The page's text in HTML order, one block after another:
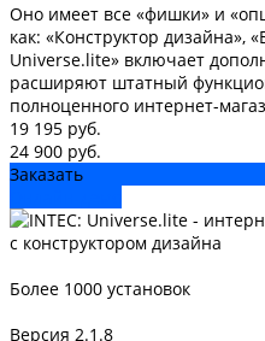
Оно имеет все «фишки» и
как: «Конструктор дизайна»,
Universe.lite» включает
расширяют штатный
полноценного интернет-
19 195 руб.
24 900 руб.
Заказать
Более 1000 установок
Версия 2.1.8